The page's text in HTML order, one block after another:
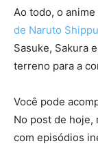
Ao todo, o
de Naruto
Sasuke, Sakura
terreno para a
Você pode
No post de hoje,
com episódios